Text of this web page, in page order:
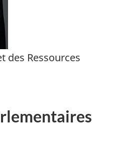
des Ressources